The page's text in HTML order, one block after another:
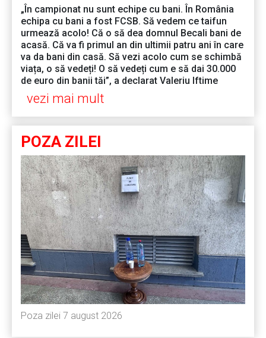
„În campionat nu sunt echipe cu bani. În România
echipa cu bani a fost FCSB. Să vedem ce taifun
urmează acolo! Că o să dea domnul Becali bani de
acasă. Că va fi primul an din ultimii patru ani în care
va da bani din casă. Să vezi acolo cum se schimbă
viața, o să vedeți! O să vedeți cum e să dai 30.000
de euro din banii tăi”, a declarat Valeriu Iftime
vezi mai mult
POZA ZILEI
Poza zilei 7 august 2026